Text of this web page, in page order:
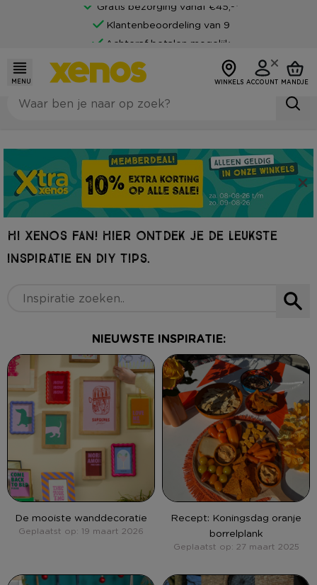
Gratis bezorging vanaf €45,-*
Klantenbeoordeling van 9
Achteraf betalen mogelijk
MENU WINKELS ACCOUNT MANDJE
HI XENOS FAN! HIER ONTDEK JE DE LEUKSTE
INSPIRATIE EN DIY TIPS.
NIEUWSTE INSPIRATIE:
De mooiste wanddecoratie
Geplaatst op: 19 maart 2026
Recept: Koningsdag oranje
borrelplank
Geplaatst op: 27 maart 2025